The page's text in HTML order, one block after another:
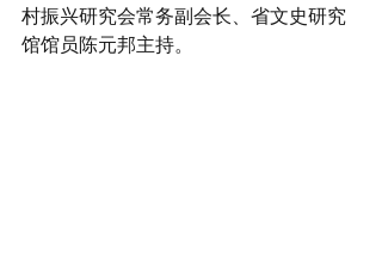
村振兴研究会常务副会长、省文史研究
馆馆员陈元邦主持。